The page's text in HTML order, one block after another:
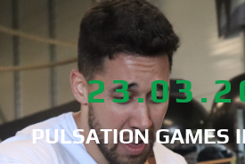
PULSATION GAMES